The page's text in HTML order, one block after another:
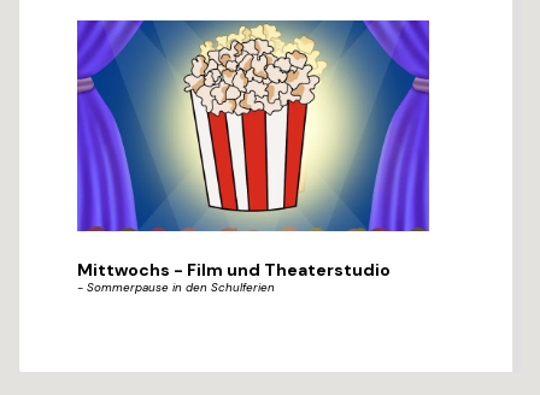
Mittwochs - Film und Theaterstudio
- Sommerpause in den Schulferien